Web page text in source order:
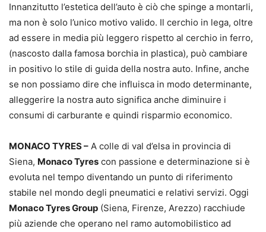
Innanzitutto l’estetica dell’auto è ciò che spinge a montarli,
ma non è solo l’unico motivo valido. Il cerchio in lega, oltre
ad essere in media più leggero rispetto al cerchio in ferro,
(nascosto dalla famosa borchia in plastica), può cambiare
in positivo lo stile di guida della nostra auto. Infine, anche
se non possiamo dire che influisca in modo determinante,
alleggerire la nostra auto significa anche diminuire i
consumi di carburante e quindi risparmio economico.
MONACO TYRES – A colle di val d’elsa in provincia di
Siena, Monaco Tyres con passione e determinazione si è
evoluta nel tempo diventando un punto di riferimento
stabile nel mondo degli pneumatici e relativi servizi. Oggi
Monaco Tyres Group (Siena, Firenze, Arezzo) racchiude
più aziende che operano nel ramo automobilistico ad